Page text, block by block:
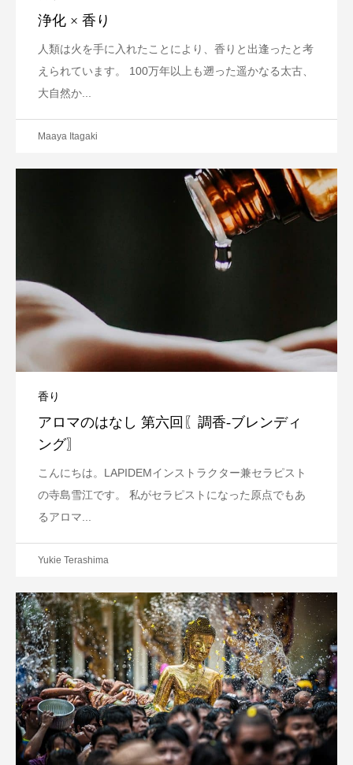
浄化 × 香り
人類は火を手に入れたことにより、香りと出逢ったと考
えられています。 100万年以上も遡った遥かなる太古、
大自然か...
Maaya Itagaki
香り
アロマのはなし 第六回〖調香-ブレンディ
ング〗
こんにちは。LAPIDEMインストラクター兼セラピスト
の寺島雪江です。 私がセラピストになった原点でもあ
るアロマ...
Yukie Terashima